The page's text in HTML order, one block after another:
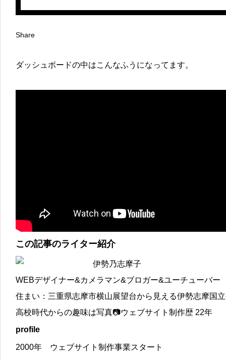
Share
ダッシュボードの中はこんなふうになってます。
この記事のライター紹介
伊勢乃志摩子
WEBデザイナー&カメラマン&ブロガー&ユーチューバー
住まい：三重県志摩市横山展望台から見える伊勢志摩国
高校時代からの趣味は写真📷ウェブサイト制作歴 22年
profile
2000年 ウェブサイト制作事業スタート